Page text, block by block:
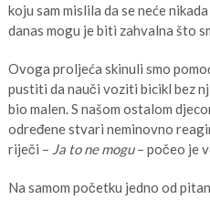
koju sam mislila da se neće
danas mogu je biti zahvalna što
Ovoga proljeća skinuli smo
pustiti da nauči voziti bicikl bez
bio malen. S našom ostalom
određene stvari neminovno
riječi – Ja to ne mogu– počeo je
Na samom početku jedno od